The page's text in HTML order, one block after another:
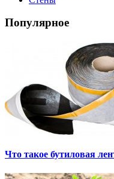
Популярное
Что такое бутиловая